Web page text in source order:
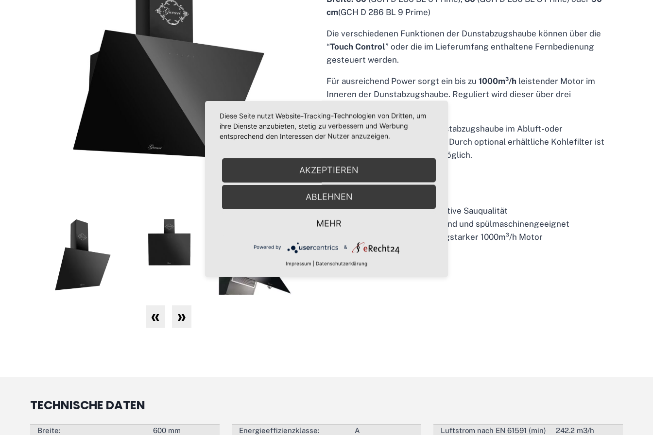
« »
cm(GCH D 286 BL 9 Prime)
Die verschiedenen Funktionen der Dunstabzugshaube können über die
“Touch Control” oder die im Lieferumfang enthaltene Fernbedienung
gesteuert werden.
Für ausreichend Power sorgt ein bis zu 1000m³/h leistender Motor im
Inneren der Dunstabzugshaube. Reguliert wird dieser über drei
Je nach Bedarf kann diese Dunstabzugshaube im Abluft- oder
Umluftbetrieb genutzt werden. Durch optional erhältliche Kohlefilter ist
möglich.
Besonderheiten:
Design
Randabsaugung für effektive Sauqualität
Metallfettfilter innenliegend und spülmaschinengeeignet
Das Herzstück ist ein saugstarker 1000m³/h Motor
TECHNISCHE DATEN
Breite: 600 mm Energieeffizienzklasse: A Luftstrom nach EN 61591 (min) 242.2 m3/h
Diese Seite nutzt Website-Tracking-Technologien von Dritten, um
ihre Dienste anzubieten, stetig zu verbessern und Werbung
entsprechend den Interessen der Nutzer anzuzeigen.
AKZEPTIEREN
ABLEHNEN
MEHR
Powered by &
Impressum | Datenschutzerklärung